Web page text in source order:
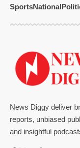
SportsNational
News Diggy deliver
reports, unbiased
and insightful